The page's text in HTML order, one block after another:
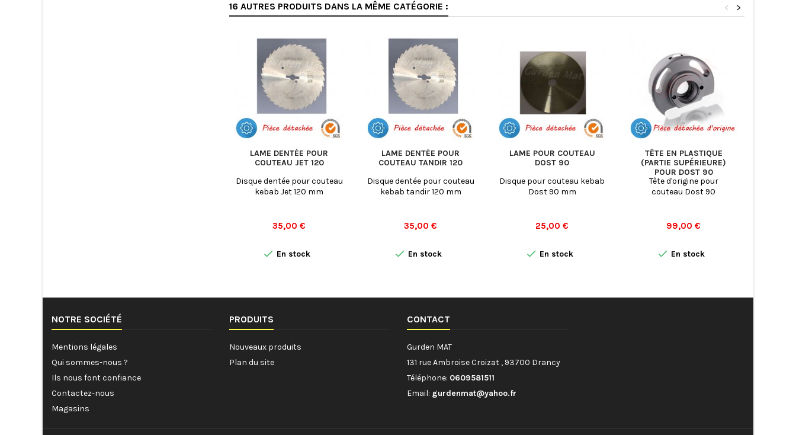
16 AUTRES PRODUITS DANS LA MÊME CATÉGORIE : >
<
LAME DENTÉE POUR
COUTEAU JET 120
Disque dentée pour couteau
kebab Jet 120 mm
Prix
35,00 €
 En stock
LAME DENTÉE POUR
COUTEAU TANDIR 120
Disque dentée pour couteau
kebab tandir 120 mm
Prix
35,00 €
 En stock
LAME POUR COUTEAU
DOST 90
Disque pour couteau kebab
Dost 90 mm
Prix
25,00 €
 En stock
TÊTE EN PLASTIQUE
(PARTIE SUPÉRIEURE)
POUR DOST 90
Tête d'origine pour
couteau Dost 90
Prix
99,00 €
 En stock
NOTRE SOCIÉTÉ
Mentions légales
Qui sommes-nous ?
Ils nous font confiance
Contactez-nous
Magasins
PRODUITS
Nouveaux produits
Plan du site
CONTACT
Gurden MAT
131 rue Ambroise Croizat , 93700 Drancy
Téléphone: 0609581511
Email: gurdenmat@yahoo.fr